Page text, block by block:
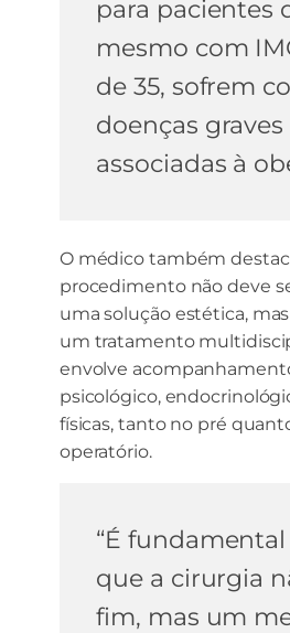
para pacientes
mesmo com
de 35, sofrem
doenças graves
associadas à
O médico também
procedimento não deve
uma solução estética,
um tratamento
envolve
psicológico,
físicas, tanto no pré
operatório.
“É
que a cirurgia
fim, mas um